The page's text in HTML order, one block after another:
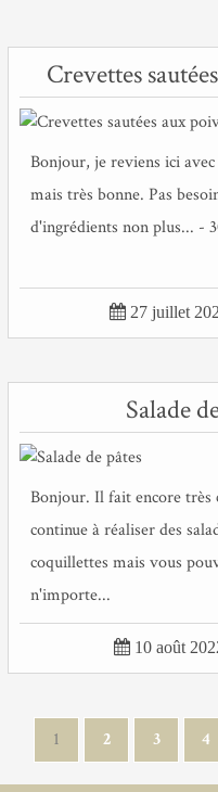
Crevettes
Bonjour, je reviens ici
mais très bonne. Pas
d'ingrédients non plus... -
 27 juillet
Salade
Bonjour. Il fait encore très
continue à réaliser des
coquillettes mais vous
n'importe...
 10 août
1 2 3 4